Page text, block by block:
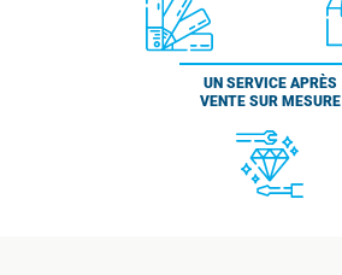
UN SERVICE APRÈS
VENTE SUR MESURE